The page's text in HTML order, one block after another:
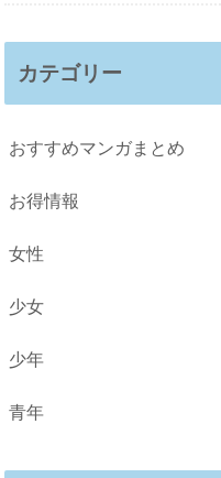
カテゴリー
おすすめマンガまとめ
お得情報
女性
少女
少年
青年